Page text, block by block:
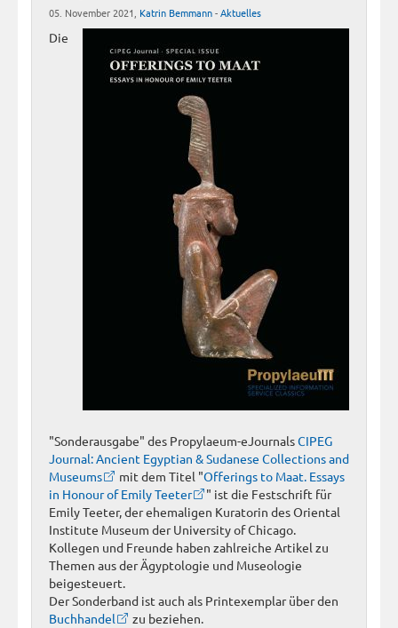
05. November 2021, Katrin Bemmann-Aktuelles
Die
"Sonderausgabe" des Propylaeum-eJournalsCIPEG
Journal: Ancient Egyptian & Sudanese Collections and
Museums
mit dem Titel "Offerings to Maat. Essays
in Honour of Emily Teeter
" ist die Festschrift für
Emily Teeter, der ehemaligen Kuratorin des Oriental
Institute Museum der University of Chicago.
Kollegen und Freunde haben zahlreiche Artikel zu
Themen aus der Ägyptologie und Museologie
beigesteuert.
Der Sonderband ist auch als Printexemplar über den
Buchhandel
zu beziehen.